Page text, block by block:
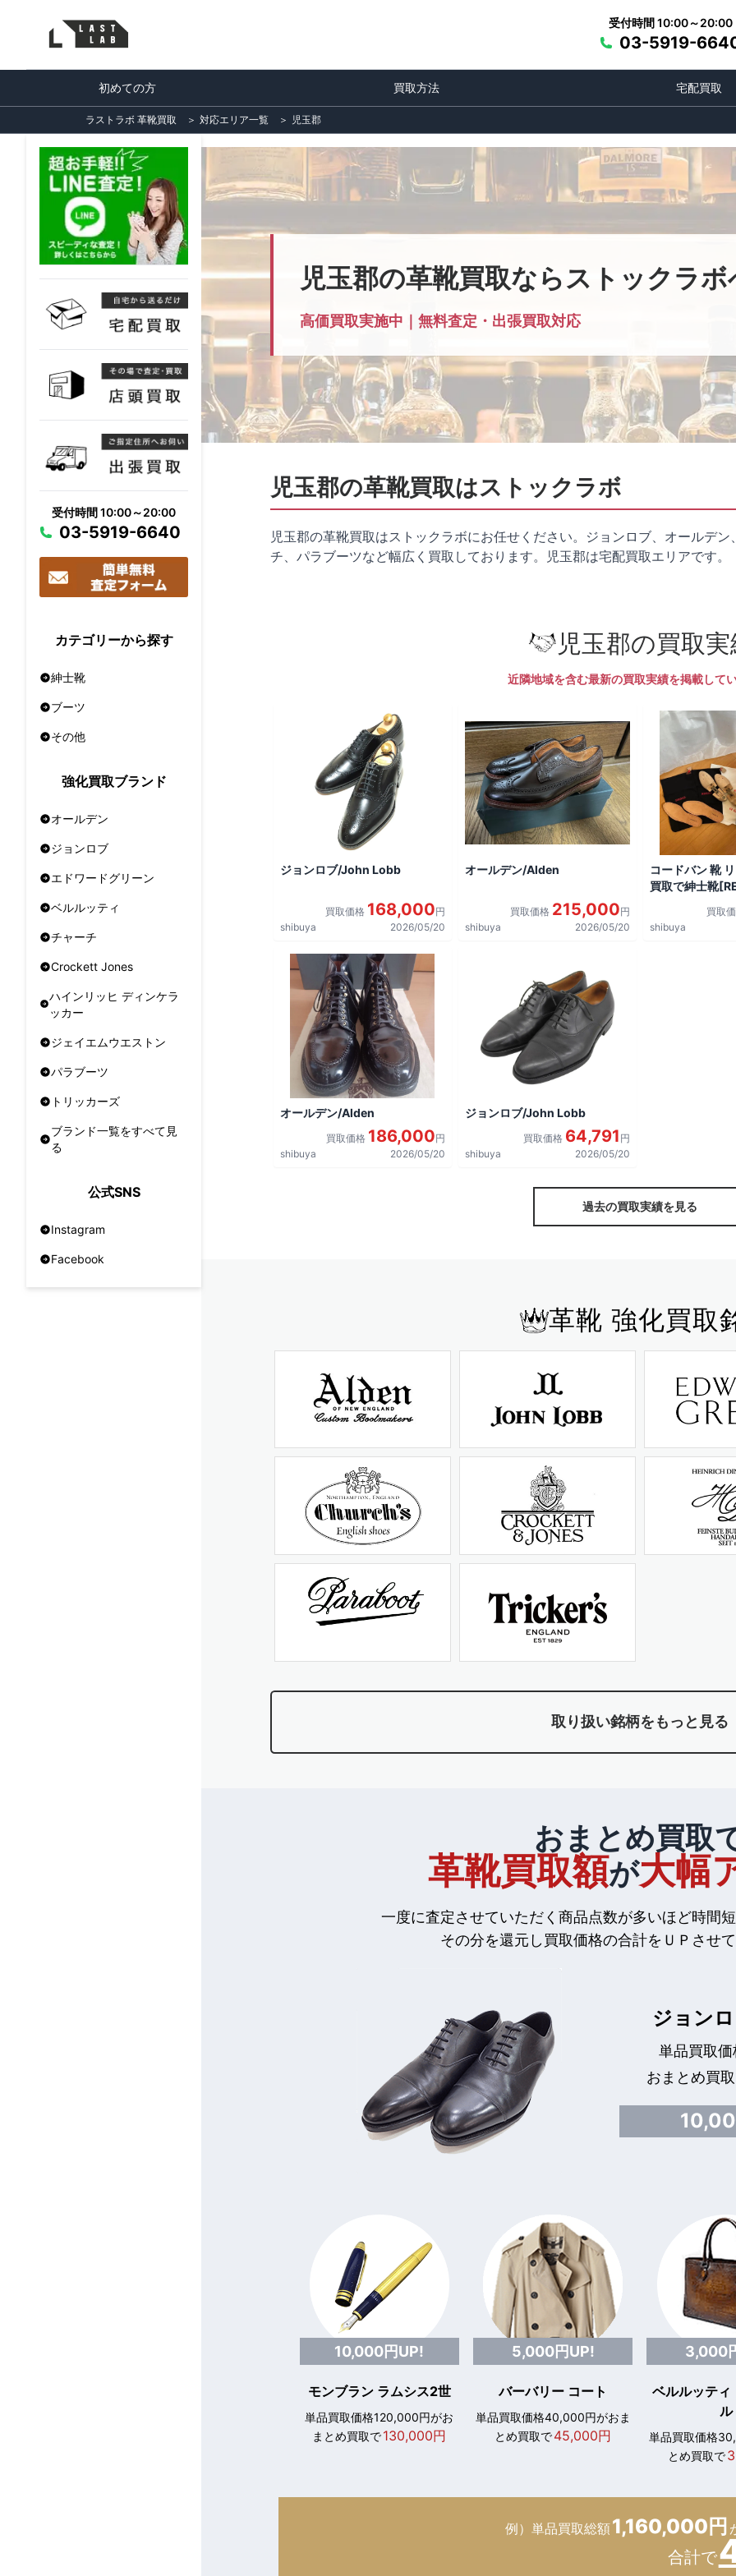
受付時間 10:00～20:00
03-5919-
初めての方 買取方法 宅配買取
ラストラボ 革靴買取 ＞ 対応エリア一覧 ＞ 児玉郡
受付時間 10:00～20:00
03-5919-6640
カテゴリーから探す
紳士靴
ブーツ
その他
強化買取ブランド
オールデン
ジョンロブ
エドワードグリーン
ベルルッティ
チャーチ
Crockett Jones
ハインリッヒ ディンケラ
ッカー
ジェイエムウエストン
パラブーツ
トリッカーズ
ブランド一覧をすべて見
る
公式SNS
Instagram
Facebook
児玉郡の革靴買取ならストックラボ
高価買取実施中｜無料査定・出張買取対応
児玉郡の革靴買取はストックラボ
児玉郡の革靴買取はストックラボにお任せください。ジョンロブ、オールデ
チ、パラブーツなど幅広く買取しております。児玉郡は宅配買取エリアです。
児玉郡の買取
近隣地域を含む最新の買取実績を掲載して
ジョンロブ/John Lobb
買取価格 168,000円
shibuya
2026/05/20
オールデン/Alden
買取価格 215,000円
shibuya
2026/05/20
コードバン 靴
買取で紳士靴
買取
shibuya
オールデン/Alden
買取価格 186,000円
shibuya
2026/05/20
ジョンロブ/John Lobb
買取価格 64,791 円
shibuya
2026/05/20
過去の買取実績を見る
革靴 強化買取
取り扱い銘柄をもっと見る
おまとめ買取
革靴買取額が大幅
一度に査定させていただく商品点数が多いほど時間
その分を還元し買取価格の合計をＵＰさせ
ジョン
単品買取
おまとめ買
10,000円UP!
モンブラン ラムシス2世
単品買取価格120,000円がお
まとめ買取で130,000円
5,000円UP!
バーバリー コート
単品買取価格40,000円がおま
とめ買取で45,000円
3,000
ベルルッティ
ル
単品買取価格
とめ買取で
例）単品買取総額1,160,000円
合計で